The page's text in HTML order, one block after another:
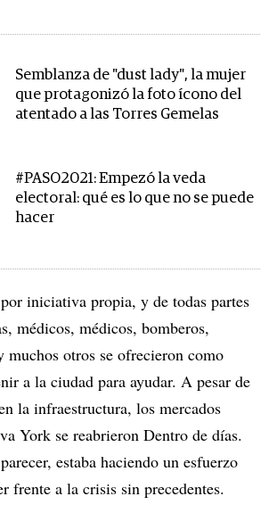
Semblanza de "dust lady", la mujer
que protagonizó la foto ícono del
atentado a las Torres Gemelas
#PASO2021: Empezó la veda
electoral: qué es lo que no se puede
hacer
iniciativa propia, y de todas partes
médicos, médicos, bomberos,
muchos otros se ofrecieron como
a la ciudad para ayudar. A pesar de
la infraestructura, los mercados
York se reabrieron Dentro de días.
estaba haciendo un esfuerzo
frente a la crisis sin precedentes.